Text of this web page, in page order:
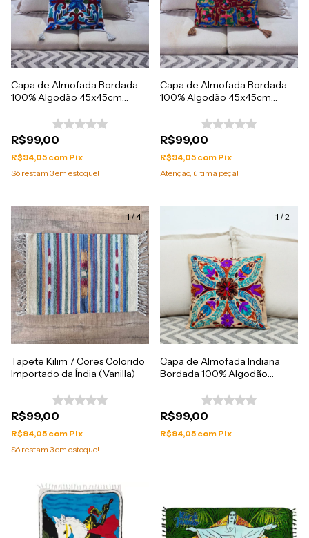
Capa de Almofada Bordada
100% Algodão 45x45cm
R$99,00
R$94,05 com Pix
Só restam 3em estoque!
Capa de Almofada Bordada
100% Algodão 45x45cm
R$99,00
R$94,05 com Pix
Atenção, última peça!
1/4
Tapete Kilim 7 Cores Colorido
Importado da Índia (Vanilla)
R$99,00
R$94,05 com Pix
Só restam 3em estoque!
1 /2
Capa de Almofada Indiana
Bordada 100% Algodão
R$99,00
R$94,05 com Pix